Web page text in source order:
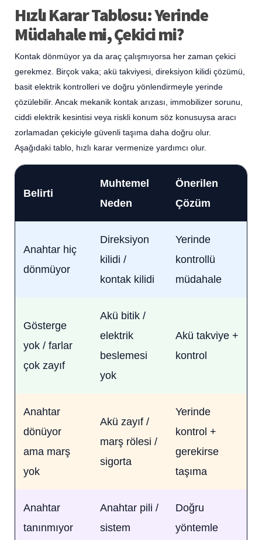
Hızlı Karar Tablosu: Yerinde
Müdahale mi, Çekici mi?
Kontak dönmüyor ya da araç çalışmıyorsa her zaman çekici
gerekmez. Birçok vaka; akü takviyesi, direksiyon kilidi çözümü,
basit elektrik kontrolleri ve doğru yönlendirmeyle yerinde
çözülebilir. Ancak mekanik kontak arızası, immobilizer sorunu,
ciddi elektrik kesintisi veya riskli konum söz konusuysa aracı
zorlamadan çekiciyle güvenli taşıma daha doğru olur.
Aşağıdaki tablo, hızlı karar vermenize yardımcı olur.
Belirti
Muhtemel
Neden
Önerilen
Çözüm
Anahtar hiç
dönmüyor
Direksiyon
kilidi /
kontak kilidi
Yerinde
kontrollü
müdahale
Gösterge
yok / farlar
çok zayıf
Akü bitik /
elektrik
beslemesi
yok
Akü takviye +
kontrol
Anahtar
dönüyor
ama marş
yok
Akü zayıf /
marş rölesi /
sigorta
Yerinde
kontrol +
gerekirse
taşıma
Anahtar
tanınmıyor
Anahtar pili /
sistem
Doğru
yöntemle